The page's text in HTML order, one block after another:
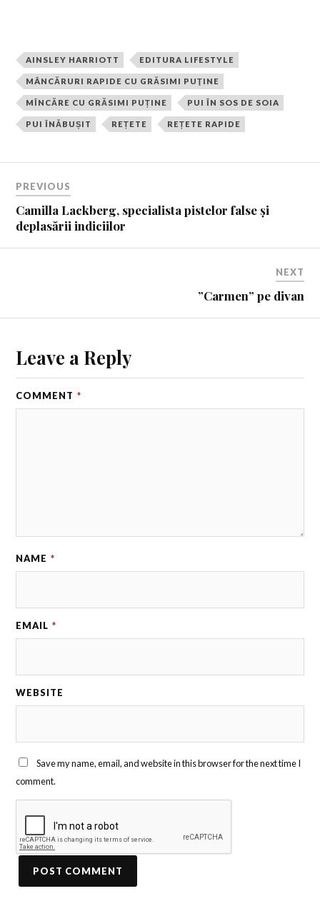
AINSLEY HARRIOTT EDITURA LIFESTYLE
MÂNCĂRURI RAPIDE CU GRĂSIMI PUŢINE
MÎNCĂRE CU GRĂSIMI PUȚINE PUI ÎN SOS DE SOIA
PUI ÎNĂBUȘIT REȚETE REȚETE RAPIDE
PREVIOUS
Camilla Lackberg, specialista pistelor false și
deplasării indiciilor
NEXT
”Carmen” pe divan
Leave a Reply
COMMENT *
NAME *
EMAIL *
WEBSITE
Save my name, email, and website in this browser for the next time I
comment.